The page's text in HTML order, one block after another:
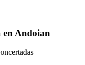
en Andoian